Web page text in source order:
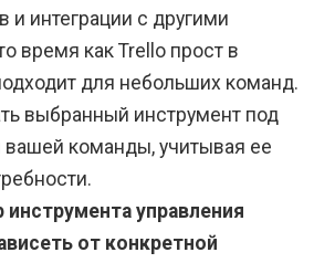
и интеграции с другими
время как Trello прост в
для небольших команд.
выбранный инструмент под
команды, учитывая ее
управления
от конкретной